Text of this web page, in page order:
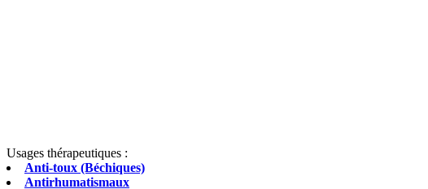
Usages thérapeutiques :
Anti-toux (Béchiques)
Antirhumatismaux